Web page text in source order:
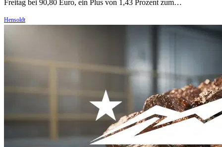
Freitag bei 90,80 Euro, ein Plus von 1,43 Prozent zum…
Hensoldt